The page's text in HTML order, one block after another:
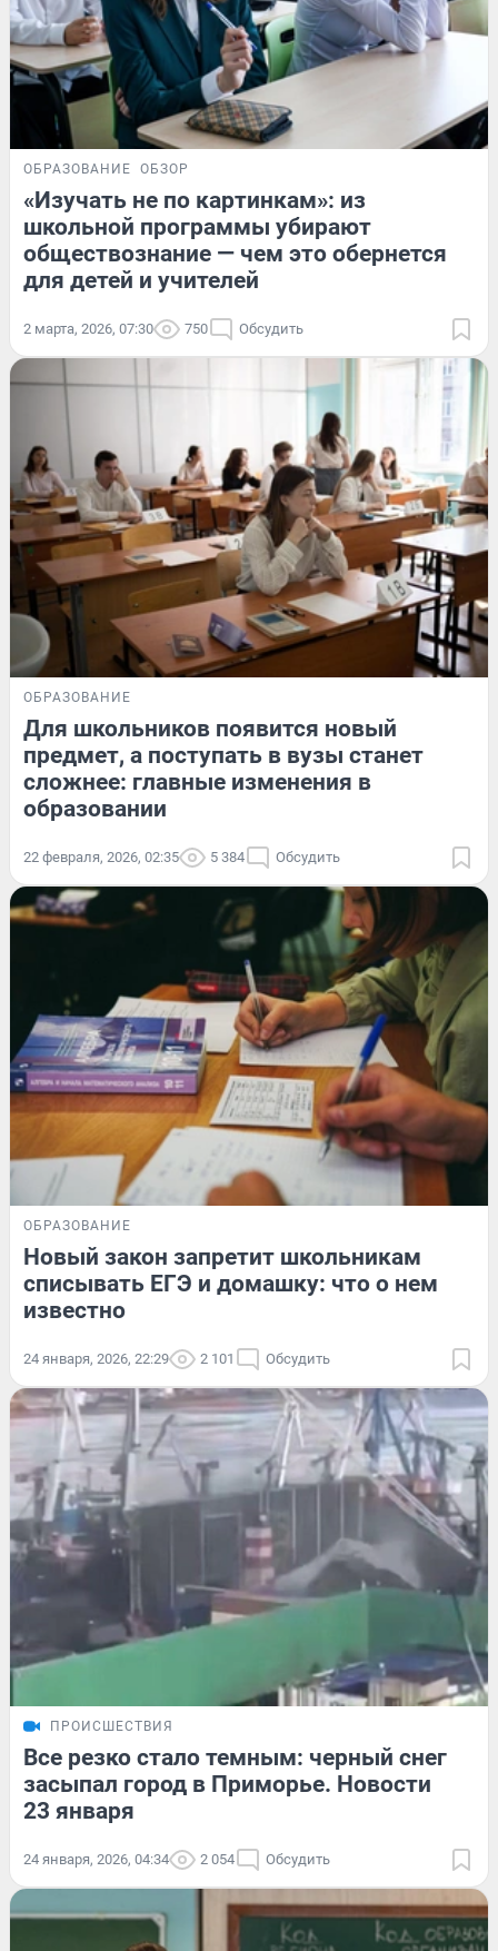
ОБРАЗОВАНИЕ ОБЗОР
«Изучать не по картинкам»: из
школьной программы убирают
обществознание — чем это обернется
для детей и учителей
2 марта, 2026, 07:30 750 Обсудить
ОБРАЗОВАНИЕ
Для школьников появится новый
предмет, а поступать в вузы станет
сложнее: главные изменения в
образовании
22 февраля, 2026, 02:35 5 384 Обсудить
ОБРАЗОВАНИЕ
Новый закон запретит школьникам
списывать ЕГЭ и домашку: что о нем
известно
24 января, 2026, 22:29 2 101 Обсудить
ПРОИСШЕСТВИЯ
Все резко стало темным: черный снег
засыпал город в Приморье. Новости
23 января
24 января, 2026, 04:34 2 054 Обсудить